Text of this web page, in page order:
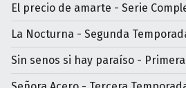
El precio de amarte - Serie
La Nocturna - Segunda
Sin senos si hay paraíso -